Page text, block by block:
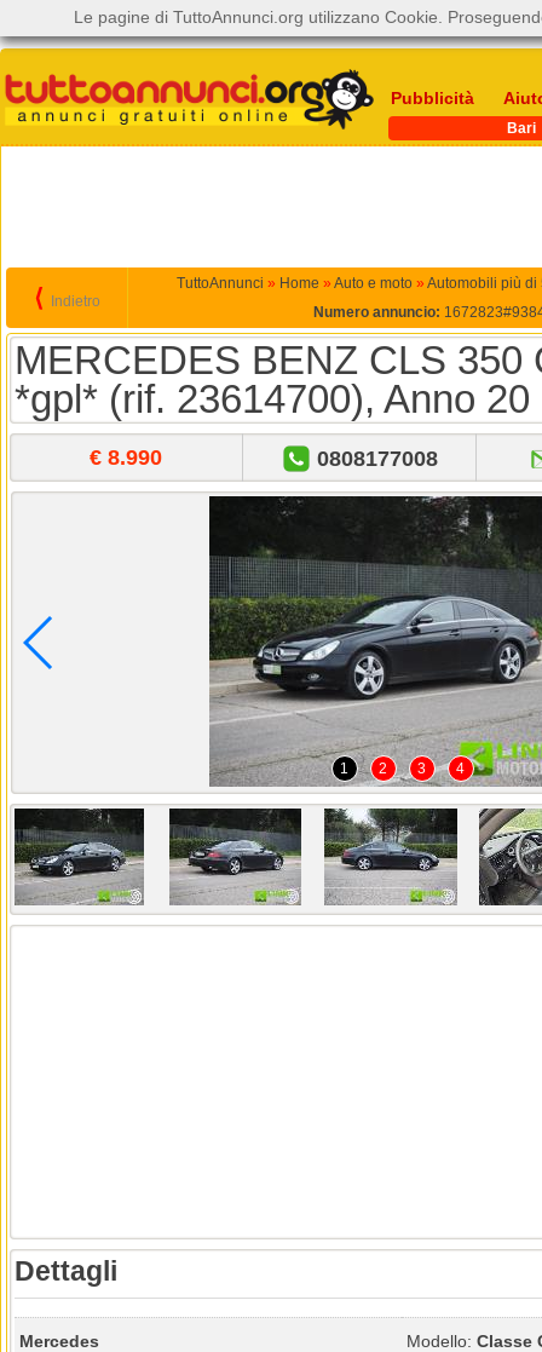
Pubblicità
Bari
⟨ Indietro
TuttoAnnunci » Home » Auto e moto » Automobili più di
Numero annuncio:
MERCEDES BENZ CLS 350
*gpl* (rif. 23614700), Anno 20
€ 8.990 0808177008
1 2 3 4
Dettagli
Mercedes Modello: Classe
Le pagine di TuttoAnnunci.org utilizzano Cookie.